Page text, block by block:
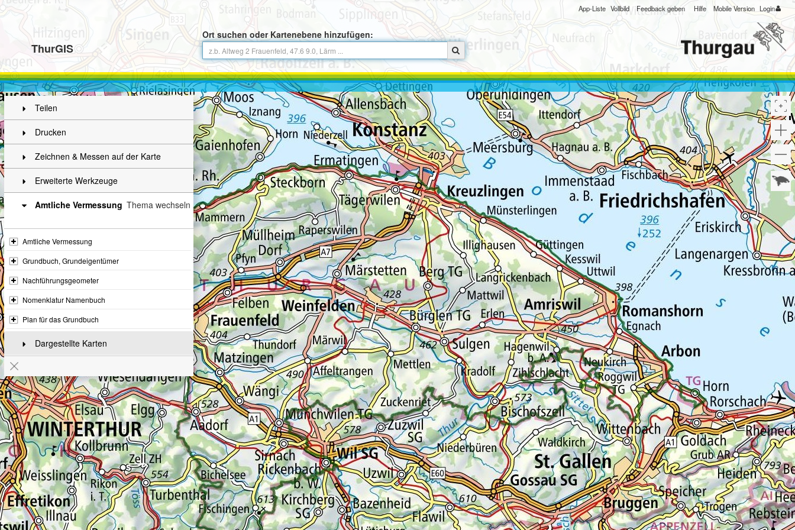
ThurGIS
Ort suchen oder Kartenebene hinzufügen:
App-Liste Vollbild Feedback geben Hilfe Mobile Version Login
Teilen
Drucken
Zeichnen & Messen auf der Karte
Erweiterte Werkzeuge
Thema wechseln
Amtliche Vermessung
Amtliche Vermessung
Grundbuch, Grundeigentümer
Nachführungsgeometer
Nomenklatur Namenbuch
Plan für das Grundbuch
Dargestellte Karten